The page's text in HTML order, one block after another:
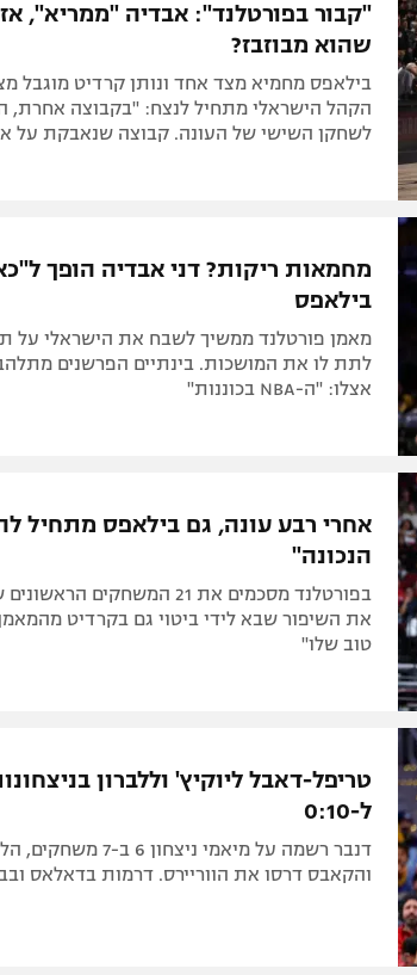
"קבור בפורטלנד": אבדיה "ממריא",
שהוא מבוזבז?
בילאפס מחמיא מצד אחד ונותן קרדיט מוגבל
הקהל הישראלי מתחיל לנצח: "בקבוצה אחרת,
לשחקן השישי של העונה. קבוצה שנאבקת על
מחמאות ריקות? דני אבדיה הופך
בילאפס
מאמן פורטלנד ממשיך לשבח את הישראלי
לתת לו את המושכות. בינתיים הפרשנים
אצלו: "ה-NBA בכוננות"
אחרי רבע עונה, גם בילאפס מתחיל
הנכונה"
בפורטלנד מסכמים את 21
את השיפור שבא לידי ביטוי גם בקרדיט
טוב שלו"
טריפל-דאבל ליוקיץ' וללברון
ל-0:10
דנבר רשמה על מיאמי
והקאבס דרסו את הווריירס. דרמות בדאלאס